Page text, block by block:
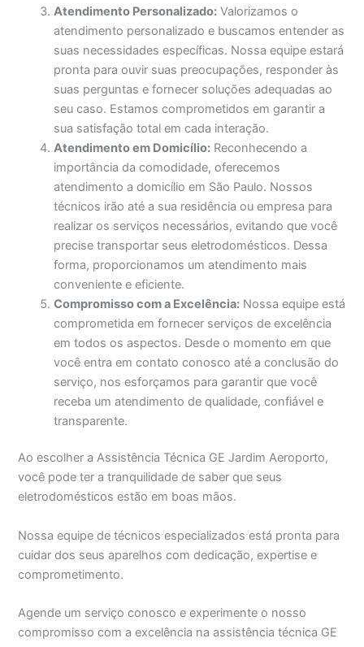
Atendimento Personalizado: Valorizamos o
atendimento personalizado e buscamos entender as
suas necessidades específicas. Nossa equipe estará
pronta para ouvir suas preocupações, responder às
suas perguntas e fornecer soluções adequadas ao
seu caso. Estamos comprometidos em garantir a
sua satisfação total em cada interação.
Atendimento em Domicílio: Reconhecendo a
importância da comodidade, oferecemos
atendimento a domicílio em São Paulo. Nossos
técnicos irão até a sua residência ou empresa para
realizar os serviços necessários, evitando que você
precise transportar seus eletrodomésticos. Dessa
forma, proporcionamos um atendimento mais
conveniente e eficiente.
Compromisso com a Excelência: Nossa equipe está
comprometida em fornecer serviços de excelência
em todos os aspectos. Desde o momento em que
você entra em contato conosco até a conclusão do
serviço, nos esforçamos para garantir que você
receba um atendimento de qualidade, confiável e
transparente.
Ao escolher a Assistência Técnica GE Jardim Aeroporto,
você pode ter a tranquilidade de saber que seus
eletrodomésticos estão em boas mãos.
Nossa equipe de técnicos especializados está pronta para
cuidar dos seus aparelhos com dedicação, expertise e
comprometimento.
Agende um serviço conosco e experimente o nosso
compromisso com a excelência na assistência técnica GE